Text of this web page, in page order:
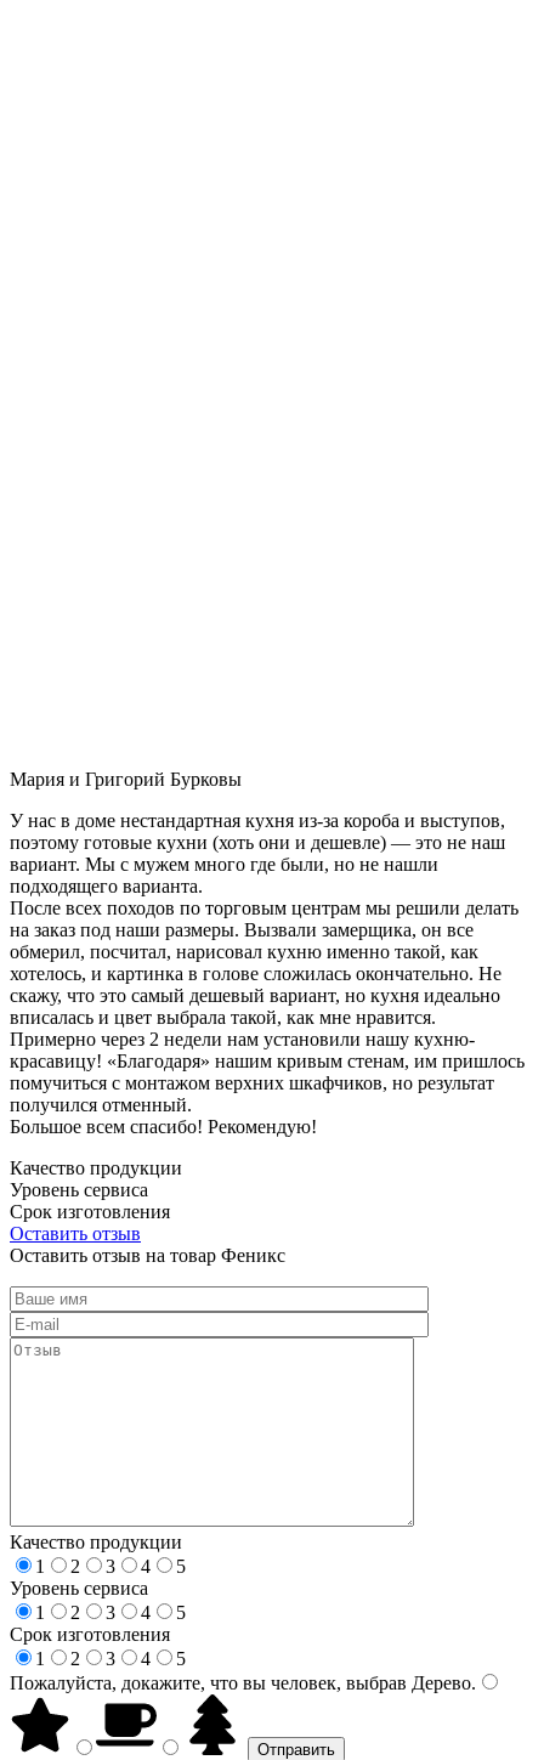
Мария и Григорий Бурковы
У нас в доме нестандартная кухня из-за короба и выступов,
поэтому готовые кухни (хоть они и дешевле) — это не наш
вариант. Мы с мужем много где были, но не нашли
подходящего варианта.
После всех походов по торговым центрам мы решили делать
на заказ под наши размеры. Вызвали замерщика, он все
обмерил, посчитал, нарисовал кухню именно такой, как
хотелось, и картинка в голове сложилась окончательно. Не
скажу, что это самый дешевый вариант, но кухня идеально
вписалась и цвет выбрала такой, как мне нравится.
Примерно через 2 недели нам установили нашу кухню-
красавицу! «Благодаря» нашим кривым стенам, им пришлось
помучиться с монтажом верхних шкафчиков, но результат
получился отменный.
Большое всем спасибо! Рекомендую!
Качество продукции
Уровень сервиса
Срок изготовления
Оставить отзыв
Оставить отзыв на товар Феникс
Качество продукции
1
2 3 4
5
Уровень сервиса
1
2 3 4
5
Срок изготовления
1
2 3 4
5
Пожалуйста, докажите, что вы человек, выбрав Дерево.